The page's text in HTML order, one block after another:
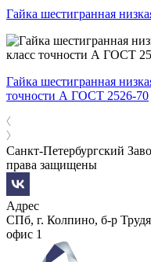
Гайка шестигранная
Гайка шестигранная
точности А ГОСТ 2526-70
Санкт-Петербургский
права защищены
Адрес
СПб, г. Колпино, б-р
офис 1